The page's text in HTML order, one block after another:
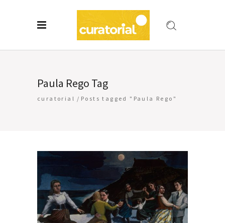
Paula Rego Tag
curatorial / Posts tagged "Paula Rego"